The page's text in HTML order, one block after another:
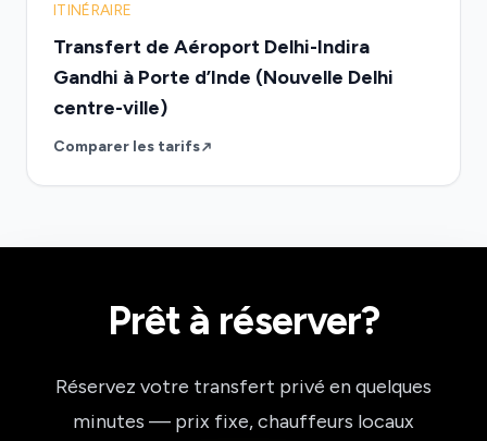
ITINÉRAIRE
Transfert de Aéroport Delhi-Indira
Gandhi à Porte d’Inde (Nouvelle Delhi
centre-ville)
Comparer les tarifs
Prêt à réserver?
Réservez votre transfert privé en quelques
minutes — prix fixe, chauffeurs locaux